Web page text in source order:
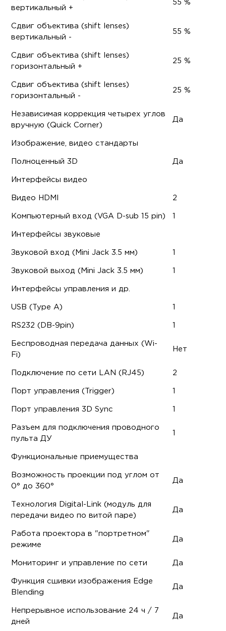
вертикальный +
55 %
Сдвиг объектива (shift lenses)
вертикальный -
55 %
Сдвиг объектива (shift lenses)
горизонтальный +
25 %
Сдвиг объектива (shift lenses)
горизонтальный -
25 %
Независимая коррекция четырех углов
вручную (Quick Corner)
Да
Изображение, видео стандарты
Полноценный 3D Да
Интерфейсы видео
Видео HDMI 2
Компьютерный вход (VGA D-sub 15 pin)
Интерфейсы звуковые
Звуковой вход (Mini Jack 3.5 мм)
Звуковой выход (Mini Jack 3.5 мм)
Интерфейсы управления и др.
USB (Type A)
RS232 (DB-9pin)
Беспроводная передача данных (Wi-
Fi)
Нет
Подключение по сети LAN (RJ45) 2
Порт управления (Trigger)
Порт управления 3D Sync
Разъем для подключения проводного
пульта ДУ
Функциональные приемущества
Возможность проекции под углом от
0° до 360°
Да
Технология Digital-Link (модуль для
передачи видео по витой паре)
Да
Работа проектора в "портретном"
режиме
Да
Мониторинг и управление по сети Да
Функция сшивки изображения Edge
Blending
Да
Непрерывное использование 24 ч / 7
дней
Да